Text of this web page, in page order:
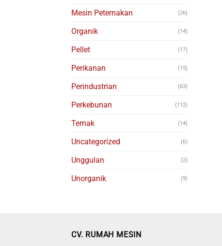
Mesin Peternakan (26)
Organik (14)
Pellet (17)
Perikanan (15)
Perindustrian (63)
Perkebunan (112)
Ternak (14)
Uncategorized (6)
Unggulan (2)
Unorganik (9)
CV. RUMAH MESIN